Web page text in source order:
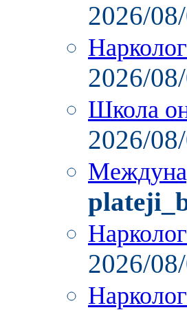
2026/
2026/
Школа
2026/
2026/